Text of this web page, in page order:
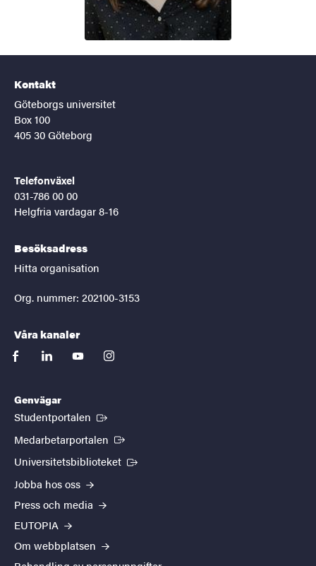
Kontakt
Göteborgs universitet
Box 100
405 30 Göteborg
Telefonväxel
031-786 00 00
Helgfria vardagar 8-16
Besöksadress
Hitta organisation
Org. nummer: 202100-3153
Våra kanaler
facebooklinkedinyoutubeinstagram
Genvägar
Studentportalen (Extern länk)
Medarbetarportalen (Extern länk)
Universitetsbiblioteket (Extern länk)
Jobba hos oss
Press och media
EUTOPIA
Om webbplatsen